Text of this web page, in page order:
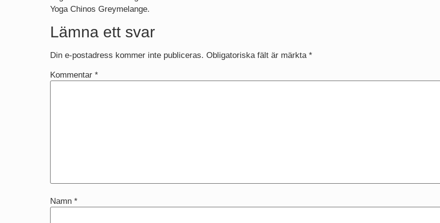
Yoga Chinos Greymelange.
Lämna ett svar
Din e-postadress kommer inte publiceras. Obligatoriska fält är märkta *
Kommentar *
Namn *